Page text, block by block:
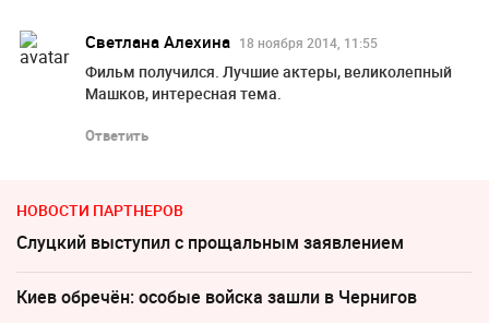
Светлана Алехина 18 ноября 2014, 11:55
Фильм получился. Лучшие актеры, великолепный
Машков, интересная тема.
Ответить
НОВОСТИ ПАРТНЕРОВ
Слуцкий выступил с прощальным заявлением
Киев обречён: особые войска зашли в Чернигов